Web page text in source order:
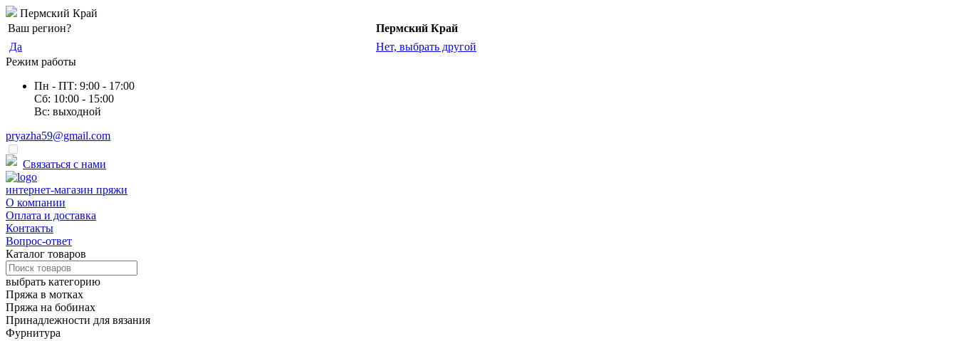
Пермский Край
Ваш регион?
Пермский Край
Да
Нет, выбрать другой
Режим работы
Пн - ПТ: 9:00 - 17:00
Сб: 10:00 - 15:00
Вс: выходной
pryazha59@gmail.com
Связаться с нами
интернет-магазин пряжи
О компании
Оплата и доставка
Контакты
Вопрос-ответ
Каталог товаров
выбрать категорию
Пряжа в мотках
Пряжа на бобинах
Принадлежности для вязания
Фурнитура